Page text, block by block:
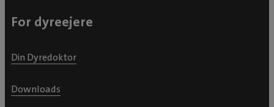
For dyreejere
Din Dyredoktor
Downloads